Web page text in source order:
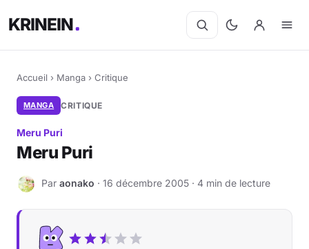
KRINEIN
Accueil › Manga › Critique
MANGA CRITIQUE
Meru Puri
Meru Puri
A Par aonako · 16 décembre 2005 · 4 min de lecture